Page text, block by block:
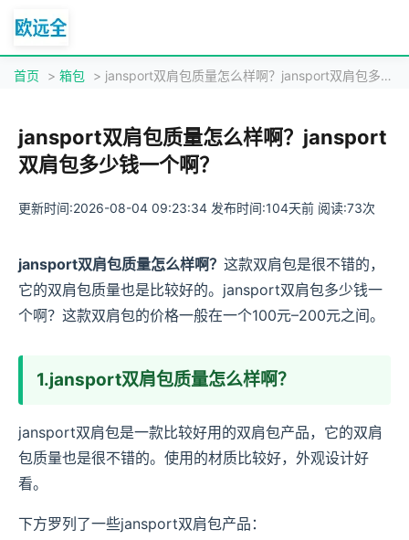
首页 > 箱包 > jansport双肩包质量怎么样啊？jansport双肩包多少钱一个啊？
jansport双肩包质量怎么样啊？jansport
双肩包多少钱一个啊？
更新时间:2026-08-04 09:23:34 发布时间:104天前 阅读:73次
jansport双肩包质量怎么样啊？ 这款双肩包是很不错的，
它的双肩包质量也是比较好的。jansport双肩包多少钱一
个啊？这款双肩包的价格一般在一个100元–200元之间。
1.jansport双肩包质量怎么样啊？
jansport双肩包是一款比较好用的双肩包产品，它的双肩
包质量也是很不错的。使用的材质比较好，外观设计好
看。
下方罗列了一些jansport双肩包产品：